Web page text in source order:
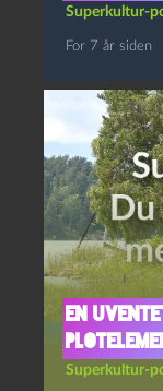
Superkultur-
For 7 år siden
En
Superkultur-